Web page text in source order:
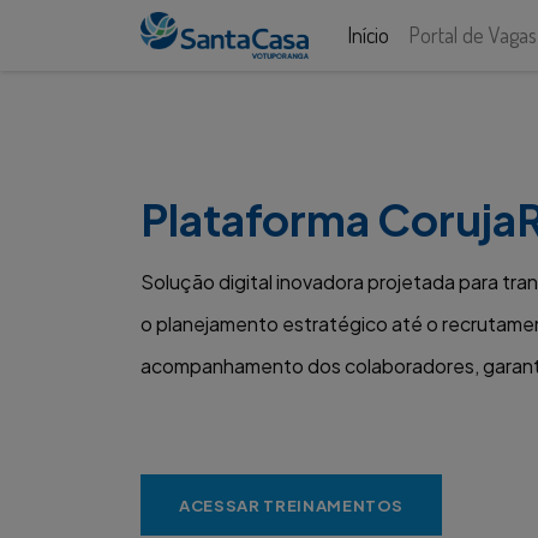
Início Portal de Vagas
Plataforma
Solução digital inovadora projetada para
o planejamento estratégico até o
acompanhamento dos colaboradores,
ACESSAR TREINAMENTOS